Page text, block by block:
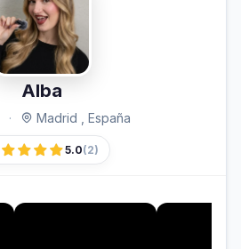
Alba
· Madrid , España
5.0(2)